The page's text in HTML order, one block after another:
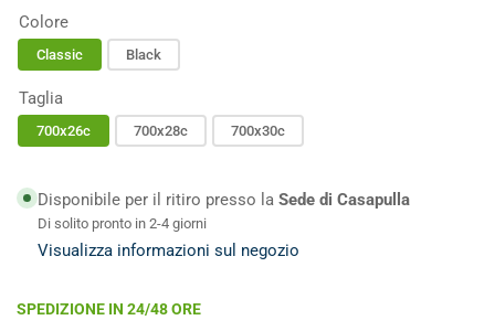
Colore
Classic Black
Taglia
700x26c 700x28c 700x30c
Disponibile per il ritiro presso la Sede di Casapulla
Di solito pronto in 2-4 giorni
Visualizza informazioni sul negozio
SPEDIZIONE IN 24/48 ORE